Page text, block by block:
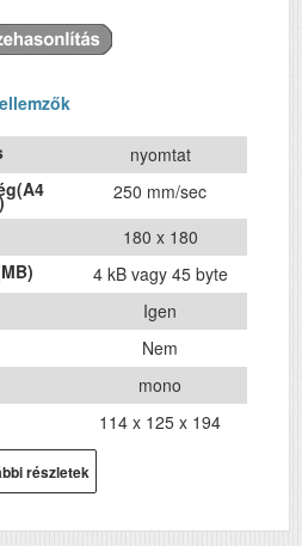
nyomtat
250 mm/sec
180 x 180
4 kB vagy 45 byte
Igen
Nem
mono
114 x 125 x 194
hő/thermál
részletek